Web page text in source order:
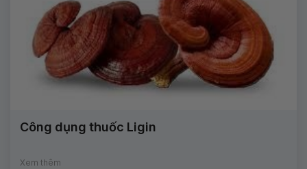
Công dụng thuốc Ligin
Xem thêm